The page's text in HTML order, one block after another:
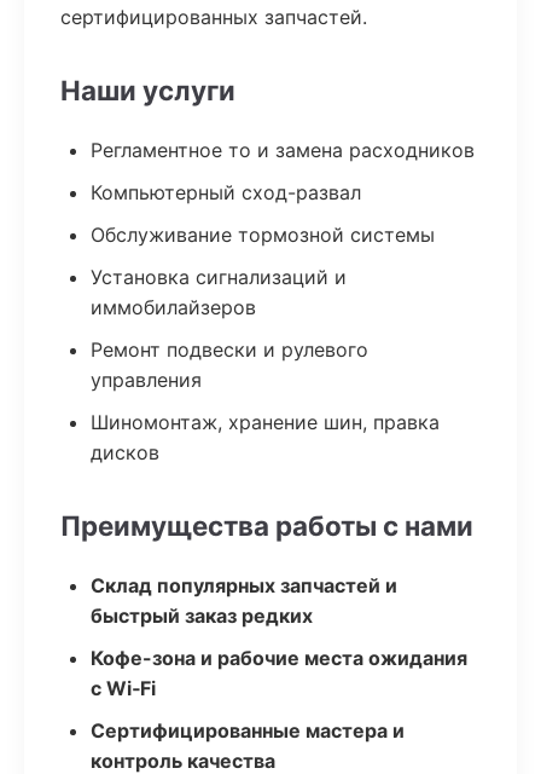
сертифицированных запчастей.
Наши услуги
Регламентное то и замена расходников
Компьютерный сход-развал
Обслуживание тормозной системы
Установка сигнализаций и
иммобилайзеров
Ремонт подвески и рулевого
управления
Шиномонтаж, хранение шин, правка
дисков
Преимущества работы с нами
Склад популярных запчастей и
быстрый заказ редких
Кофе-зона и рабочие места ожидания
с Wi‑Fi
Сертифицированные мастера и
контроль качества